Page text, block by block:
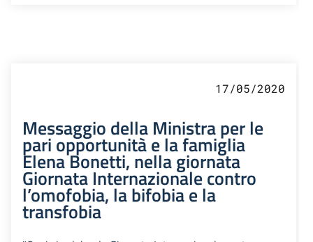
17/05/2020
Messaggio della Ministra per le
pari opportunità e la famiglia
Elena Bonetti, nella giornata
Giornata Internazionale contro
l’omofobia, la bifobia e la
transfobia